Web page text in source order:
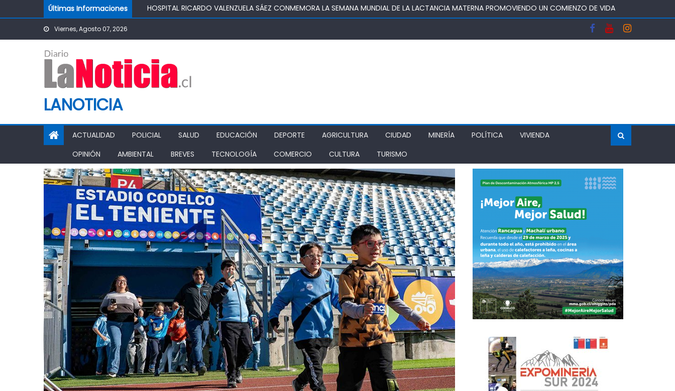
Skip to contentÚltimas Informaciones
IMPULSA AGUA DE AGROSUPER PERMITIRÁ LA CONSTRUCCIÓN DE POZO DEL SSR CALIFORNIA Y FORTALECERA EL ABASTECIMIENTO DE AGUA
MINISTRO DE AGRICULTURA REALIZA GIRA POR CINCO REGIONES PARA MONITOREAR EFECTOS DEL SISTEMA FRONTAL Y APOYAR AL SECTOR
PASO PEHUENCHE AVANZA COMO ALTERNATIVA ESTRATÉGICA A LOS LIBERTADORES
SIGUEN LOS CIERRES DE PROSTÍBULOS CLANDESTINOS EN RANCAGUA: NUEVO OPERATIVO DEJA UN RECINTO CLAUSURADO Y OTRO CON
PROHIBICIÓN DE FUNCIONAMIENTO
Viernes, Agosto 07, 2026
LANOTICIA
ACTUALIDAD POLICIAL SALUD EDUCACIÓN DEPORTE AGRICULTURA CIUDAD MINERÍA POLÍTICA
VIVIENDA
OPINIÓN
AMBIENTAL BREVES TECNOLOGÍA COMERCIO CULTURA TURISMO